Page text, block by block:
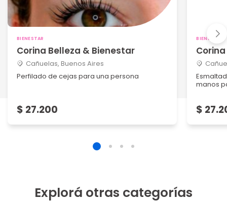
BIENESTAR
Corina Belleza & Bienestar
Cañuelas, Buenos Aires
Perfilado de cejas para una persona
$ 27.200
BIENESTAR
manos
$
Explorá otras categorías